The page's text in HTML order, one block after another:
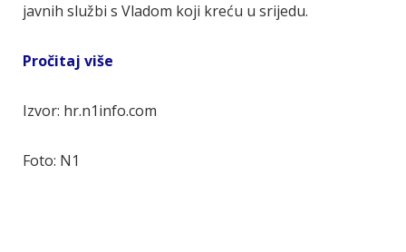
javnih službi s Vladom koji kreću u srijedu.
Pročitaj više
Izvor: hr.n1info.com
Foto: N1